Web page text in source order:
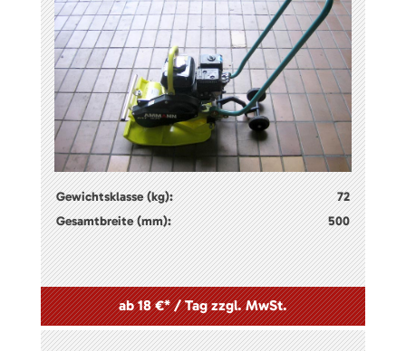
Gewichtsklasse (kg):
72
Gesamtbreite (mm):
500
ab 18 €* / Tag zzgl. MwSt.